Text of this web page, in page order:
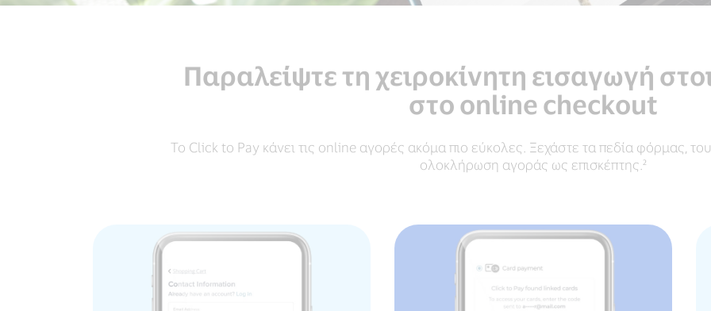
Παραλείψτε τη χειροκίνητη εισαγωγή
στο online checkout
Το Click to Pay κάνει τις online αγορές ακόμα πιο εύκολες. Ξεχάστε τα πεδία φόρμας,
ολοκλήρωση αγοράς ως επισκέπτης.²